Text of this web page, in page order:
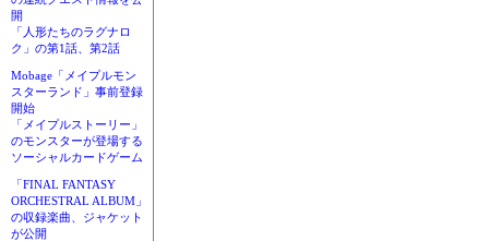
開
「人形たちのラグナロ
ク」の第1話、第2話
Mobage「メイプルモン
スターランド」事前登録
開始
「メイプルストーリー」
のモンスターが登場する
ソーシャルカードゲーム
「FINAL FANTASY
ORCHESTRAL ALBUM」
の収録楽曲、ジャケット
が公開